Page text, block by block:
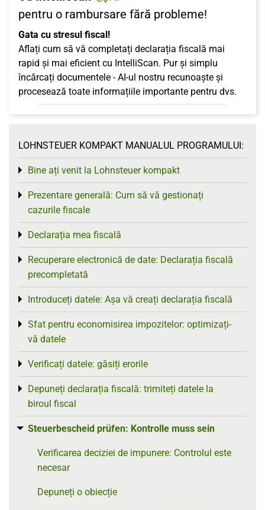
pentru o rambursare fără probleme!
Gata cu stresul fiscal!
Aflați cum să vă completați declarația fiscală mai
rapid și mai eficient cu IntelliScan. Pur și simplu
încărcați documentele - AI-ul nostru recunoaște și
procesează toate informațiile importante pentru dvs.
LOHNSTEUER KOMPAKT MANUALUL PROGRAMULUI:
Bine ați venit la Lohnsteuer kompakt
Toggle menu
Prezentare generală: Cum să vă gestionați
cazurile fiscale
Toggle menu
Declarația mea fiscală
Toggle menu
Recuperare electronică de date: Declarația fiscală
precompletată
Toggle menu
Introduceți datele: Așa vă creați declarația fiscală
Toggle menu
Sfat pentru economisirea impozitelor: optimizați-
vă datele
Toggle menu
Verificați datele: găsiți erorile
Toggle menu
Depuneți declarația fiscală: trimiteți datele la
biroul fiscal
Toggle menu
Steuerbescheid prüfen: Kontrolle muss sein
Toggle menu
Verificarea deciziei de impunere: Controlul este
necesar
Depuneți o obiecție